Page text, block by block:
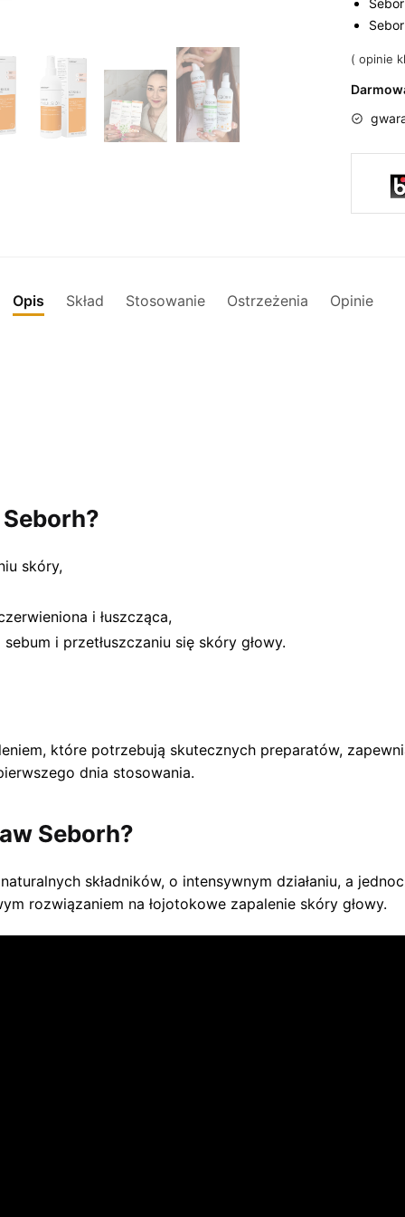
( opinie
Opis Skład Stosowanie Ostrzeżenia Opinie
skóry,
i łuszcząca,
i przetłuszczaniu się skóry głowy.
które potrzebują skutecznych preparatów,
dnia stosowania.
Seborh?
składników, o intensywnym działaniu, a
rozwiązaniem na łojotokowe zapalenie skóry głowy.